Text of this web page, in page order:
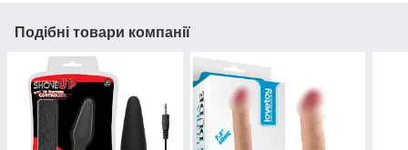
Подібні товари компанії